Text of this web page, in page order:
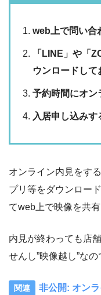
web上で問い合
「LINE」や「
ウンロードして
予約時間にオン
入居申し込み
オンライン内見をす
プリ等をダウンロー
てweb上で映像を共有
内見が終わっても店
せんし”映像越し”な
非公開: オン